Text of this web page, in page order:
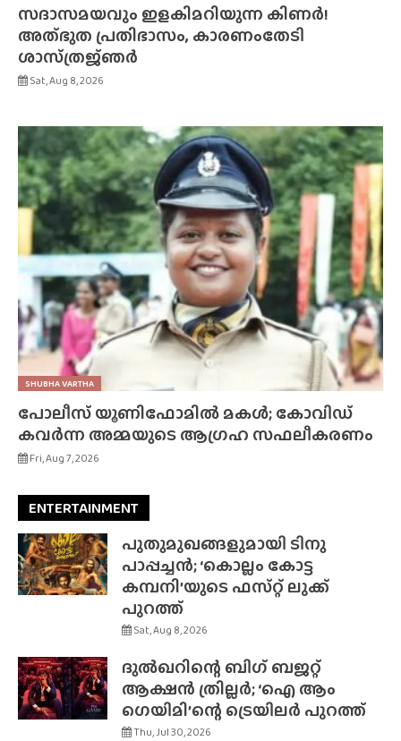
സദാസമയവും ഇളകിമറിയുന്ന കിണർ!
അത്‌ഭുത പ്രതിഭാസം, കാരണംതേടി
ശാസ്‌ത്രജ്‌ഞർ
Sat, Aug 8, 2026
SHUBHA VARTHA
പോലീസ് യൂണിഫോമിൽ മകൾ; കോവിഡ്
കവർന്ന അമ്മയുടെ ആഗ്രഹ സഫലീകരണം
Fri, Aug 7, 2026
ENTERTAINMENT
പുതുമുഖങ്ങളുമായി ടിനു
പാപ്പച്ചൻ; ‘കൊല്ലം കോട്ട
കമ്പനി’യുടെ ഫസ്‌റ്റ് ലുക്ക്
പുറത്ത്
Sat, Aug 8, 2026
ദുൽഖറിന്റെ ബിഗ് ബജറ്റ്
ആക്ഷൻ ത്രില്ലർ; ‘ഐ ആം
ഗെയിമി’ന്റെ ട്രെയിലർ പുറത്ത്
Thu, Jul 30, 2026